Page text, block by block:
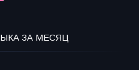
ЗА МЕСЯЦ